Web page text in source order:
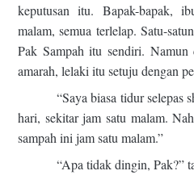
keputusan itu. Bapak-bapak,
malam, semua terlelap. Satu-
Pak Sampah itu sendiri. Namun
amarah, lelaki itu setuju dengan
“Saya biasa tidur selepas
hari, sekitar jam satu malam.
sampah ini jam satu malam.”
“Apa tidak dingin, Pak?”